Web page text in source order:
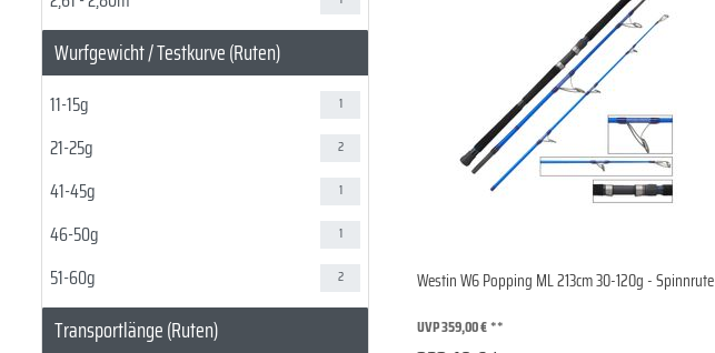
3,31 - 3,70m
Wurfgewicht / Testkurve (Ruten)
11-15g 1
21-25g 2
41-45g 1
46-50g 1
51-60g 2
71-80g
Transportlänge (Ruten)
Westin W6 Popping ML 213cm 30-120g - Spinnrute
UVP 359,00 €